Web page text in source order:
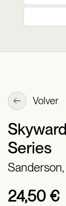
Volver
Series
24,50 €